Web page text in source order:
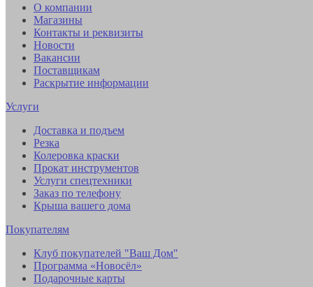
О компании
Магазины
Контакты и реквизиты
Новости
Вакансии
Поставщикам
Раскрытие информации
Услуги
Доставка и подъем
Резка
Колеровка краски
Прокат инструментов
Услуги спецтехники
Заказ по телефону
Крыша вашего дома
Покупателям
Клуб покупателей "Ваш Дом"
Программа «Новосёл»
Подарочные карты